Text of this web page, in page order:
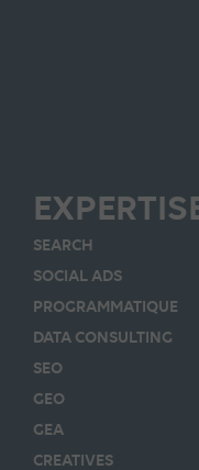
SEARCH
SOCIAL ADS
PROGRAMMATIQUE
DATA CONSULTING
SEO
GEO
GEA
CREATIVES